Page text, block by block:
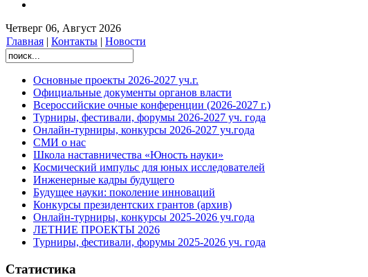
Четверг 06, Август 2026
Главная | Контакты | Новости
Основные проекты 2026-2027 уч.г.
Официальные документы органов власти
Всероссийские очные конференции (2026-2027 г.)
Турниры, фестивали, форумы 2026-2027 уч. года
Онлайн-турниры, конкурсы 2026-2027 уч.года
СМИ о нас
Школа наставничества «Юность науки»
Космический импульс для юных исследователей
Инженерные кадры будущего
Будущее науки: поколение инноваций
Конкурсы президентских грантов (архив)
Онлайн-турниры, конкурсы 2025-2026 уч.года
ЛЕТНИЕ ПРОЕКТЫ 2026
Турниры, фестивали, форумы 2025-2026 уч. года
Статистика